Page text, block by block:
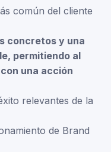
común del cliente
concretos y una
permitiendo al
una acción
relevantes de la
de Brand